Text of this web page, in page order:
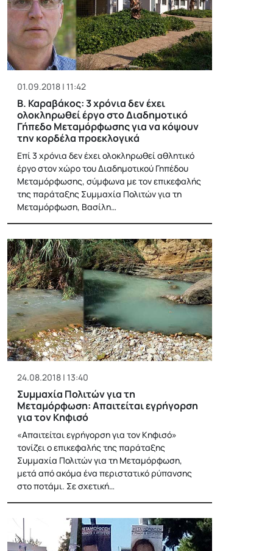
01.09.2018 | 11:42
Β. Καραβάκος: 3 χρόνια δεν έχει
ολοκληρωθεί έργο στο Διαδημοτικό
Γήπεδο Μεταμόρφωσης για να κόψουν
την κορδέλα προεκλογικά
Επί 3 χρόνια δεν έχει ολοκληρωθεί αθλητικό
έργο στον χώρο του Διαδημοτικού Γηπέδου
Μεταμόρφωσης, σύμφωνα με τον επικεφαλής
της παράταξης Συμμαχία Πολιτών για τη
Μεταμόρφωση, Βασίλη…
24.08.2018 | 13:40
Συμμαχία Πολιτών για τη
Μεταμόρφωση: Απαιτείται εγρήγορση
για τον Κηφισό
«Απαιτείται εγρήγορση για τον Κηφισό»
τονίζει ο επικεφαλής της παράταξης
Συμμαχία Πολιτών για τη Μεταμόρφωση,
μετά από ακόμα ένα περιστατικό ρύπανσης
στο ποτάμι. Σε σχετική…